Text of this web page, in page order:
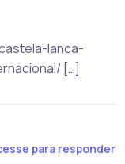
lanca-
[…]
para responder